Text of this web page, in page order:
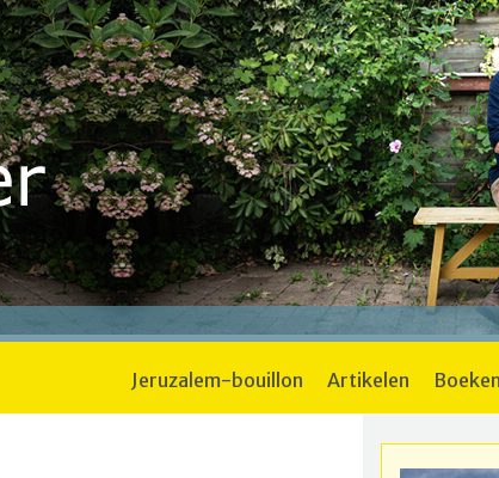
jeruzalem-bouillon artikelen boeken